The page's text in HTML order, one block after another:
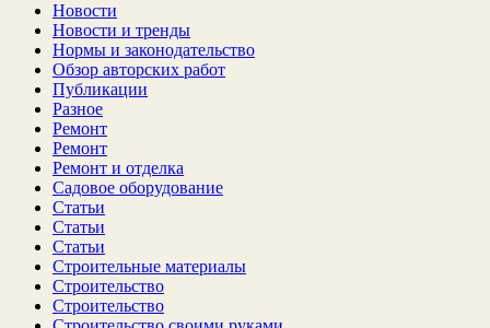
Новости
Новости и тренды
Нормы и законодательство
Обзор авторских работ
Публикации
Разное
Ремонт
Ремонт
Ремонт и отделка
Садовое оборудование
Статьи
Статьи
Статьи
Строительные материалы
Строительство
Строительство